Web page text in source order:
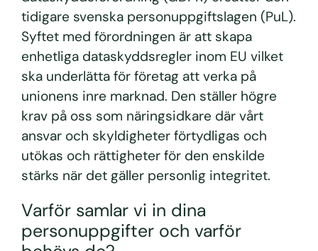
tidigare svenska personuppgiftslagen (PuL).
Syftet med förordningen är att skapa
enhetliga dataskyddsregler inom EU vilket
ska underlätta för företag att verka på
unionens inre marknad. Den ställer högre
krav på oss som näringsidkare där vårt
ansvar och skyldigheter förtydligas och
utökas och rättigheter för den enskilde
stärks när det gäller personlig integritet.
Varför samlar vi in dina
personuppgifter och varför